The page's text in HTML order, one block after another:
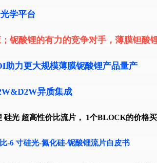
学平台
铌酸锂的有力的竞争对手，薄膜钽酸
助力更大规模薄膜铌酸锂产品量产
异质集成
硅光 超高性价比流片， 1个BLOCK的价格
-6 寸硅光-氮化硅-铌酸锂流片白皮书